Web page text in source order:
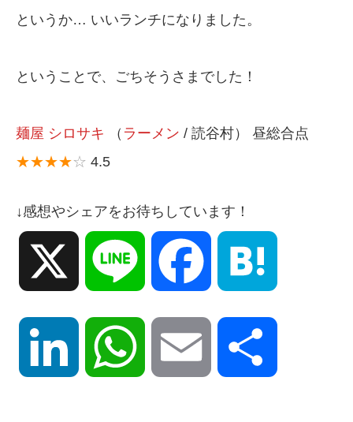
というか… いいランチになりました。
ということで、ごちそうさまでした！
麺屋 シロサキ （ ラーメン / 読谷村） 昼総合点
★★★★☆ 4.5
↓感想やシェアをお待ちしています！
Line Facebook
LinkedIn WhatsApp Email